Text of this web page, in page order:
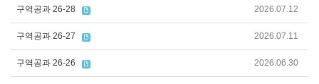
구역공과 26-28 2026.07.12
구역공과 26-27 2026.07.11
구역공과 26-26 2026.06.30